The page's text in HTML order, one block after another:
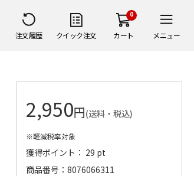
注文履歴 クイック注文
0
カート メニュー
2,950円(送料・税込)
※軽減税率対象
獲得ポイント： 29 pt
商品番号
8076066311